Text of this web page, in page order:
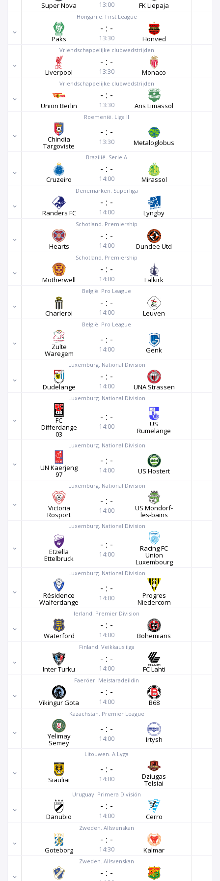
Super Nova 13:00 FK Liepaja
Hongarije. First League
Paks
- : -
13:30 Honved
Vriendschappelijke clubwedstrijden
Liverpool
- : -
13:30 Monaco
Vriendschappelijke clubwedstrijden
Union Berlin
- : -
13:30 Aris Limassol
Roemenië. Liga II
Chindia
Targoviste
- : -
13:30 Metaloglobus
Brazilië. Serie A
Cruzeiro
- : -
14:00 Mirassol
Denemarken. Superliga
Randers FC
- : -
14:00 Lyngby
Schotland. Premiership
Hearts
- : -
14:00 Dundee Utd
Schotland. Premiership
Motherwell
- : -
14:00 Falkirk
België. Pro League
Charleroi
- : -
14:00 Leuven
België. Pro League
Zulte
Waregem
- : -
14:00 Genk
Luxemburg. National Division
Dudelange
- : -
14:00 UNA Strassen
Luxemburg. National Division
FC
Differdange
03
- : -
14:00 US
Rumelange
Luxemburg. National Division
UN Kaerjeng
97
- : -
14:00 US Hostert
Luxemburg. National Division
Victoria
Rosport
- : -
14:00 US Mondorf-
les-bains
Luxemburg. National Division
Etzella
Ettelbruck
- : -
14:00
Racing FC
Union
Luxembourg
Luxemburg. National Division
Résidence
Walferdange
- : -
14:00 Progres
Niedercorn
Ierland. Premier Division
Waterford
- : -
14:00 Bohemians
Finland. Veikkausliiga
Inter Turku
- : -
14:00 FC Lahti
Faeröer. Meistaradeildin
Vikingur Gota
- : -
14:00 B68
Kazachstan. Premier League
Yelimay
Semey
- : -
14:00 Irtysh
Litouwen. A Lyga
Siauliai
- : -
14:00 Dziugas
Telsiai
Uruguay. Primera División
Danubio
- : -
14:00 Cerro
Zweden. Allsvenskan
Goteborg
- : -
14:30 Kalmar
Zweden. Allsvenskan
- : -